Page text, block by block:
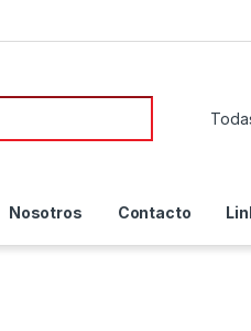
Nosotros Contacto